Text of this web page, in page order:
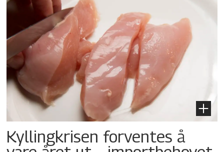
Kyllingkrisen forventes å